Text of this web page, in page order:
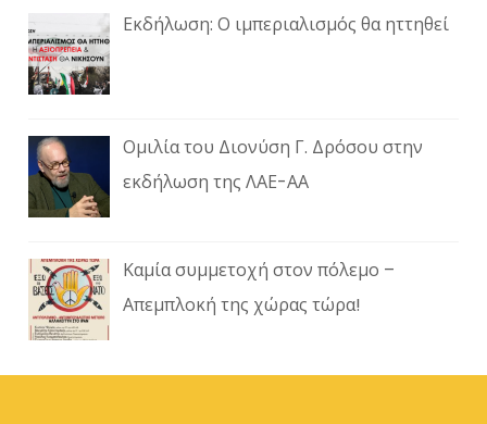
Εκδήλωση: Ο ιμπεριαλισμός θα ηττηθεί
Ομιλία του Διονύση Γ. Δρόσου στην
εκδήλωση της ΛΑΕ-ΑΑ
Καμία συμμετοχή στον πόλεμο –
Απεμπλοκή της χώρας τώρα!